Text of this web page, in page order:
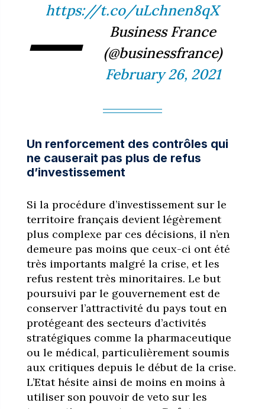
https://t.co/uLchnen8qX
—
Business France
(@businessfrance)
February 26, 2021
Un renforcement des contrôles qui
ne causerait pas plus de refus
d’investissement
Si la procédure d’investissement sur le
territoire français devient légèrement
plus complexe par ces décisions, il n’en
demeure pas moins que ceux-ci ont été
très importants malgré la crise, et les
refus restent très minoritaires. Le but
poursuivi par le gouvernement est de
conserver l’attractivité du pays tout en
protégeant des secteurs d’activités
stratégiques comme la pharmaceutique
ou le médical, particulièrement soumis
aux critiques depuis le début de la crise.
L’Etat hésite ainsi de moins en moins à
utiliser son pouvoir de veto sur les